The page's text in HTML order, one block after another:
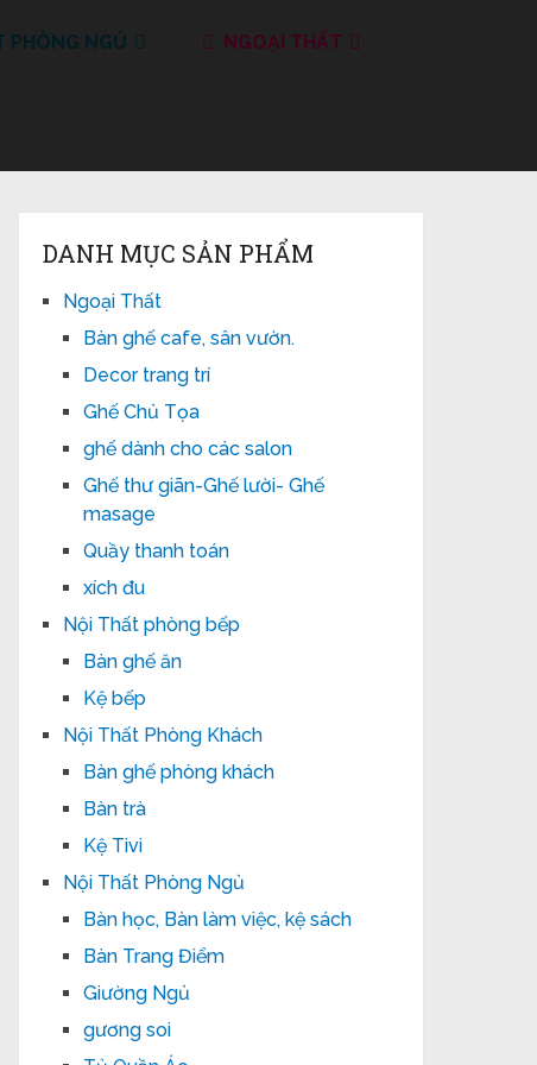
PHÒNG NGỦ NGOẠI THẤT
DANH MỤC SẢN PHẨM
Ngoại Thất
Bàn ghế cafe, sân vườn.
Decor trang trí
Ghế Chủ Tọa
ghế dành cho các salon
Ghế thư giãn-Ghế lười- Ghế
masage
Quầy thanh toán
xích đu
Nội Thất phòng bếp
Bàn ghế ăn
Kệ bếp
Nội Thất Phòng Khách
Bàn ghế phòng khách
Bàn trà
Kệ Tivi
Nội Thất Phòng Ngủ
Bàn học, Bàn làm việc, kệ sách
Bàn Trang Điểm
Giường Ngủ
gương soi